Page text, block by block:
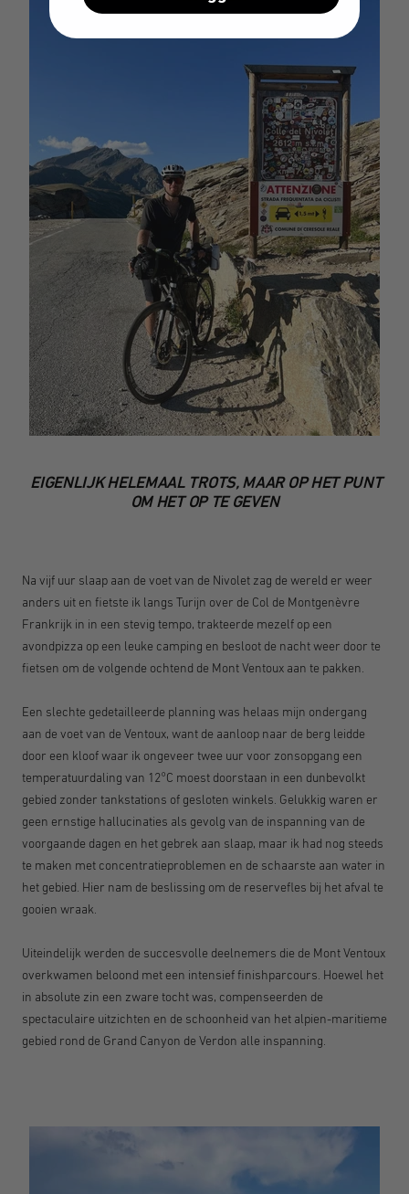
EIGENLIJK HELEMAAL TROTS, MAAR OP HET PUNT
OM HET OP TE GEVEN
Na vijf uur slaap aan de voet van de Nivolet zag de wereld er weer
anders uit en fietste ik langs Turijn over de Col de Montgenèvre
Frankrijk in in een stevig tempo, trakteerde mezelf op een
avondpizza op een leuke camping en besloot de nacht weer door te
fietsen om de volgende ochtend de Mont Ventoux aan te pakken.
Een slechte gedetailleerde planning was helaas mijn ondergang
aan de voet van de Ventoux, want de aanloop naar de berg leidde
door een kloof waar ik ongeveer twee uur voor zonsopgang een
temperatuurdaling van 12°C moest doorstaan in een dunbevolkt
gebied zonder tankstations of gesloten winkels. Gelukkig waren er
geen ernstige hallucinaties als gevolg van de inspanning van de
voorgaande dagen en het gebrek aan slaap, maar ik had nog steeds
te maken met concentratieproblemen en de schaarste aan water in
het gebied. Hier nam de beslissing om de reservefles bij het afval te
gooien wraak.
Uiteindelijk werden de succesvolle deelnemers die de Mont Ventoux
overkwamen beloond met een intensief finishparcours. Hoewel het
in absolute zin een zware tocht was, compenseerden de
spectaculaire uitzichten en de schoonheid van het alpien-maritieme
gebied rond de Grand Canyon de Verdon alle inspanning.